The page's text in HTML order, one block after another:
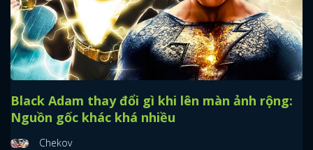
Black Adam thay đổi gì khi lên màn ảnh rộng:
Nguồn gốc khác khá nhiều
Chekov